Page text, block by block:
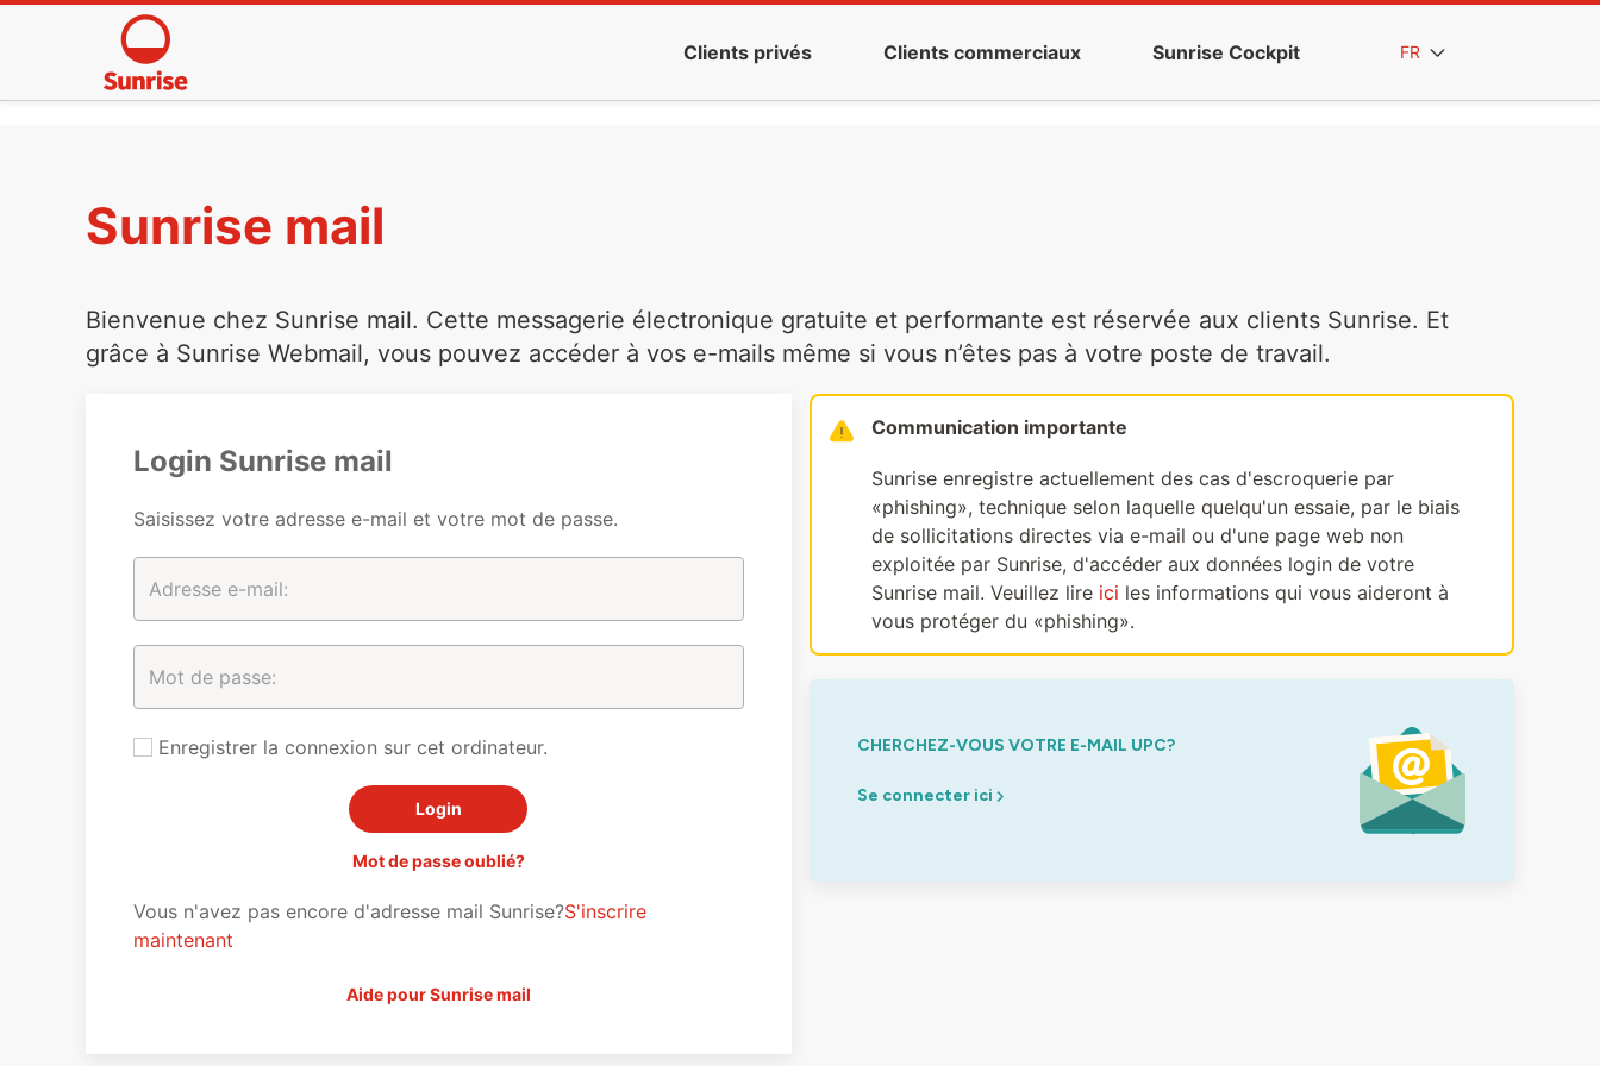
Clients privés Clients commerciaux Sunrise Cockpit FR
Sunrise mail
Bienvenue chez Sunrise mail. Cette messagerie électronique gratuite et performante est réservée aux clients Sunrise. Et
grâce à Sunrise Webmail, vous pouvez accéder à vos e-mails même si vous n’êtes pas à votre poste de travail.
Login Sunrise mail
Saisissez votre adresse e-mail et votre mot de passe.
Enregistrer la connexion sur cet ordinateur.
Mot de passe oublié?
Vous n'avez pas encore d'adresse mail Sunrise?S'inscrire
maintenant
Aide pour Sunrise mail
Communication importante
Sunrise enregistre actuellement des cas d'escroquerie par
«phishing», technique selon laquelle quelqu'un essaie, par le biais
de sollicitations directes via e-mail ou d'une page web non
exploitée par Sunrise, d'accéder aux données login de votre
Sunrise mail. Veuillez lire ici les informations qui vous aideront à
vous protéger du «phishing».
CHERCHEZ-VOUS VOTRE E-MAIL UPC?
Se connecter ici